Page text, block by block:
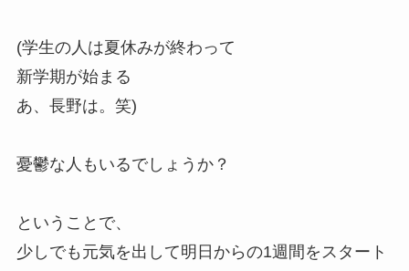
(学生の人は夏休みが終わって
新学期が始まる
あ、長野は。笑)
憂鬱な人もいるでしょうか？
ということで、
少しでも元気を出して明日からの1週間をスタート